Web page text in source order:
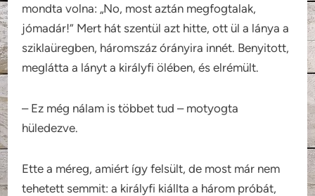
mondta volna: „No, most aztán megfogtalak,
jómadár!” Mert hát szentül azt hitte, ott ül a lánya a
sziklaüregben, háromszáz órányira innét. Benyitott,
meglátta a lányt a királyfi ölében, és elrémült.
– Ez még nálam is többet tud – motyogta
hüledezve.
Ette a méreg, amiért így felsült, de most már nem
tehetett semmit: a királyfi kiállta a három próbát,